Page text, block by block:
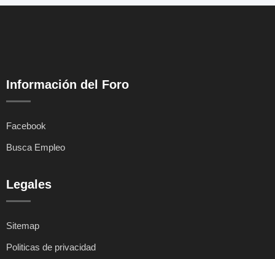
Información del Foro
Facebook
Busca Empleo
Legales
Sitemap
Politicas de privacidad